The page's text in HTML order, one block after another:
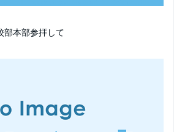
部本部参拝して